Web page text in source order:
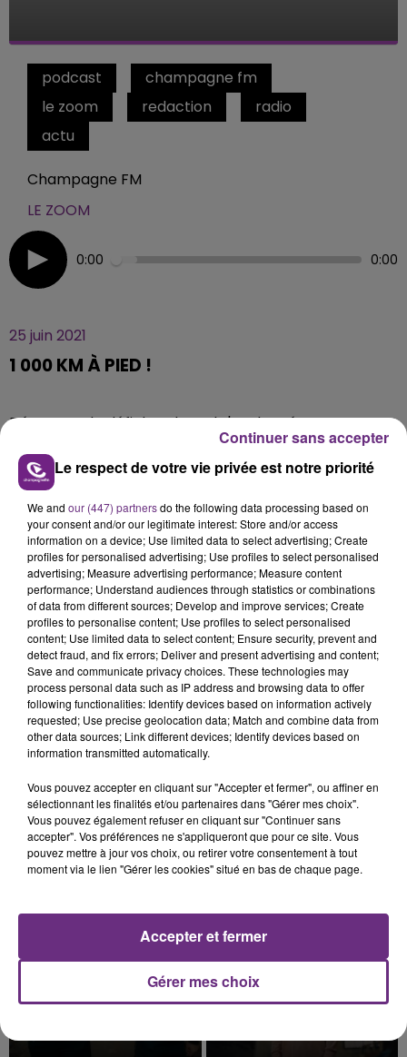
podcast
champagne fm
le zoom
redaction
radio
actu
Champagne FM
LE ZOOM
0:00 0:00
25 juin 2021
1 000 KM À PIED !
Découvrez le défi dans lequel s'est lancé Serge
Rohmer, enseignant-chercheur à l'Université
Technologique de Troyes.
TITRES DIFFUSÉS
23h12
23h12
ZAHO & MC SOLAAR
Comme Caroline
23h09
23h09
P!NK
Sober
Le respect de votre vie privée est notre priorité
We and our (447) partnersdo the following data processing based on
your consent and/or our legitimate interest: Store and/or access
information on a device; Use limited data to select advertising; Create
profiles for personalised advertising; Use profiles to select personalised
advertising; Measure advertising performance; Measure content
performance; Understand audiences through statistics or combinations
of data from different sources; Develop and improve services; Create
profiles to personalise content; Use profiles to select personalised
content; Use limited data to select content; Ensure security, prevent and
detect fraud, and fix errors; Deliver and present advertising and content;
Save and communicate privacy choices. These technologies may
process personal data such as IP address and browsing data to offer
following functionalities: Identify devices based on information actively
requested; Use precise geolocation data; Match and combine data from
other data sources; Link different devices; Identify devices based on
information transmitted automatically.
Vous pouvez accepter en cliquant sur "Accepter et fermer", ou affiner en
sélectionnant les finalités et/ou partenaires dans "Gérer mes choix".
Vous pouvez également refuser en cliquant sur "Continuer sans
accepter". Vos préférences ne s'appliqueront que pour ce site. Vous
pouvez mettre à jour vos choix, ou retirer votre consentement à tout
moment via le lien "Gérer les cookies" situé en bas de chaque page.
Gérer mes choix
Accepter et fermer
Continuer sans accepter